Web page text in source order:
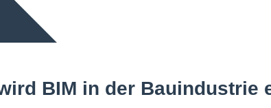
BIM in der Bauindustrie